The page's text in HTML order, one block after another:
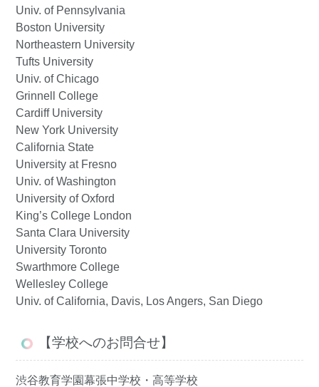
Univ. of Pennsylvania
Boston University
Northeastern University
Tufts University
Univ. of Chicago
Grinnell College
Cardiff University
New York University
California State
University at Fresno
Univ. of Washington
University of Oxford
King’s College London
Santa Clara University
University Toronto
Swarthmore College
Wellesley College
Univ. of California, Davis, Los Angers, San Diego
【学校へのお問合せ】
渋谷教育学園幕張中学校・高等学校